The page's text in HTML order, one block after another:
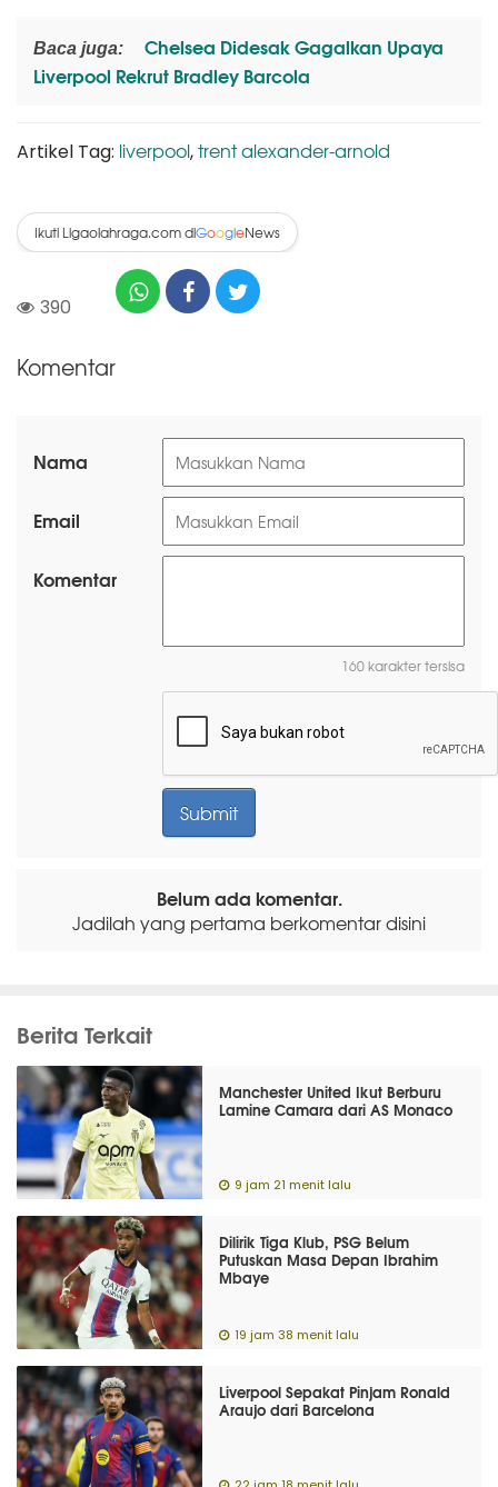
Baca juga:
Chelsea Didesak Gagalkan Upaya
Liverpool Rekrut Bradley Barcola
Artikel Tag: liverpool,trent alexander-arnold
Ikuti Ligaolahraga.com diGoogleNews
390
Komentar
Nama
Email
Komentar
160 karakter tersisa
Belum ada komentar.
Jadilah yang pertama berkomentar disini
Berita Terkait
Manchester United Ikut Berburu
Lamine Camara dari AS Monaco
9 jam 21 menit lalu
Dilirik Tiga Klub, PSG Belum
Putuskan Masa Depan Ibrahim
Mbaye
19 jam 38 menit lalu
Liverpool Sepakat Pinjam Ronald
Araujo dari Barcelona